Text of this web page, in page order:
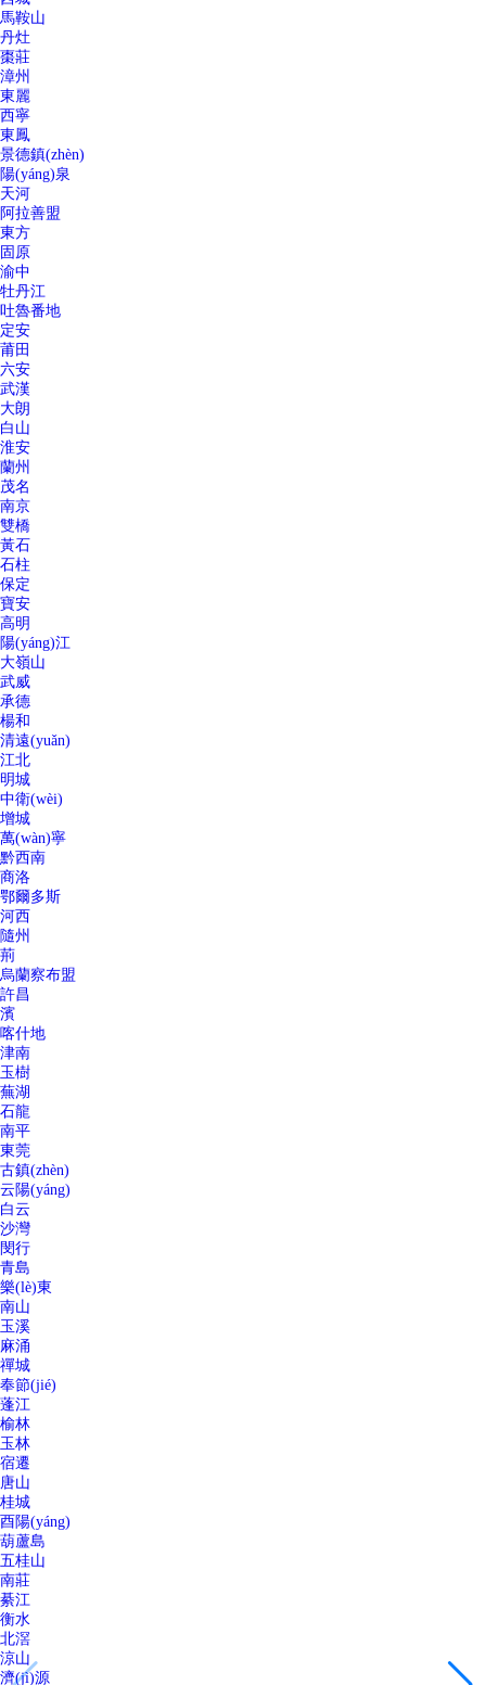
馬鞍山
丹灶
棗莊
漳州
東麗
西寧
東鳳
景德鎮(zhèn)
陽(yáng)泉
天河
阿拉善盟
東方
固原
渝中
牡丹江
吐魯番地
定安
莆田
六安
武漢
大朗
白山
淮安
蘭州
茂名
南京
雙橋
黃石
石柱
保定
寶安
高明
陽(yáng)江
大嶺山
武威
承德
楊和
清遠(yuǎn)
江北
明城
中衛(wèi)
增城
萬(wàn)寧
黔西南
商洛
鄂爾多斯
河西
隨州
荊
烏蘭察布盟
許昌
濱
喀什地
津南
玉樹
蕪湖
石龍
南平
東莞
古鎮(zhèn)
云陽(yáng)
白云
沙灣
閔行
青島
樂(lè)東
南山
玉溪
麻涌
禪城
奉節(jié)
蓬江
榆林
玉林
宿遷
唐山
桂城
酉陽(yáng)
葫蘆島
五桂山
南莊
綦江
衡水
北滘
涼山
濟(jì)源